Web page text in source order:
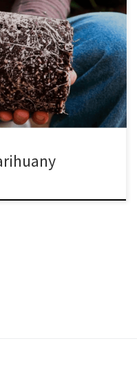
własnych odmian
od czego zacząć.
prowadzić do
dotyczących tego, jak,
bardziej